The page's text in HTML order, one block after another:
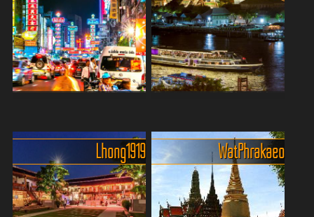
Tauche ein in das wilde
Herz von Bangkok –
Yaowarat, die lebendigste
und leckerste Chinatown
der Welt! Hier riecht es nach
Flussufer
Chao Phraya Riverside in
Bangkok ist ein pulsierendes
Zentrum thailändischer
Kultur und modernen
Lhong 1919 Wat Phrakaeo